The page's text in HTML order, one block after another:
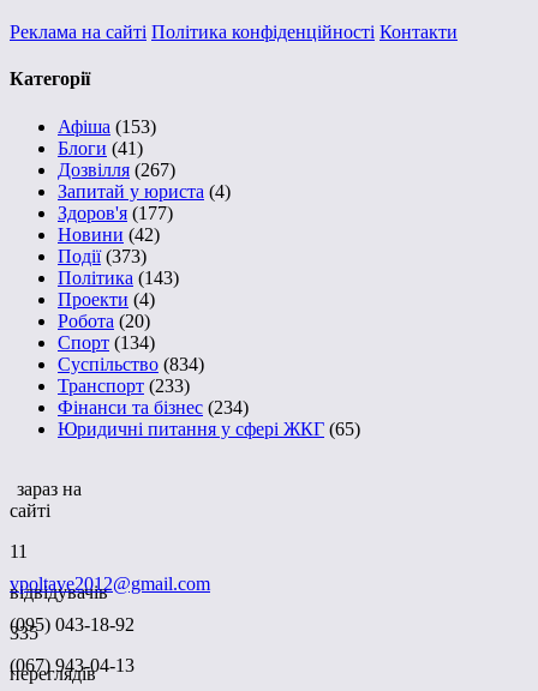
Реклама на сайті Політика конфіденційності Контакти
Категорії
Афіша (153)
Блоги (41)
Дозвілля (267)
Запитай у юриста (4)
Здоров'я (177)
Новини (42)
Події(373)
Політика (143)
Проекти (4)
Робота (20)
Спорт (134)
Суспільство (834)
Транспорт (233)
Фінанси та бізнес (234)
Юридичні питання у сфері ЖКГ (65)
зараз на
сайті
11
відвідувачів
335
переглядів
vpoltave2012@gmail.com
(095) 043-18-92
(067) 943-04-13